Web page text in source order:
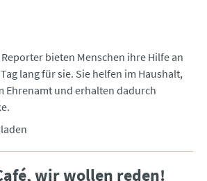
bieten Menschen ihre Hilfe an
lang für sie. Sie helfen im Haushalt,
Ehrenamt und erhalten dadurch
wir wollen reden!